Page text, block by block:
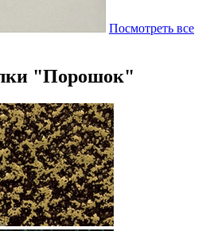
Посмотреть все
"Порошок"